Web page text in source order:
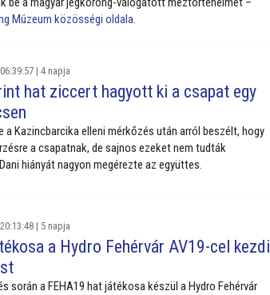
Múzeum közösségi oldala.
| 4 napja
hat ziccert hagyott ki a csapat egy
Kazincbarcika elleni mérkőzés után arról beszélt, hogy
a csapatnak, de sajnos ezeket nem tudták
hiányát nagyon megérezte az együttes.
| 5 napja
a Hydro Fehérvár AV19-cel kezdi
során a FEHA19 hat játékosa készül a Hydro Fehérvár